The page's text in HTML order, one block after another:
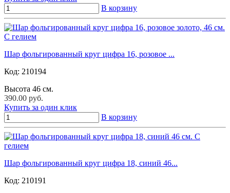
В корзину
Шар фольгированный круг цифра 16, розовое ...
Код: 210194
Высота 46 см.
390.00 руб.
Купить за один клик
В корзину
Шар фольгированный круг цифра 18, синий 46...
Код: 210191